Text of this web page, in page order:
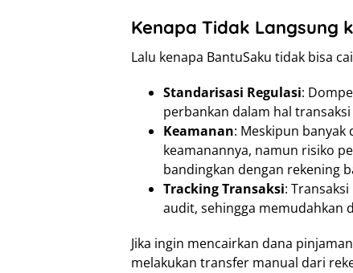
Kenapa Tidak Langsung
Lalu kenapa BantuSaku tidak bisa
Standarisasi Regulasi:
perbankan dalam hal
Keamanan: Meskipun
keamanannya, namun risiko
bandingkan dengan rekening
Tracking Transaksi:
audit, sehingga memudahkan
Jika ingin mencairkan dana
melakukan transfer manual dari